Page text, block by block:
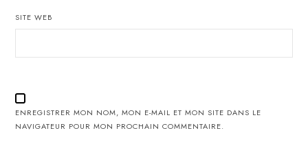
SITE WEB
ENREGISTRER MON NOM, MON E-MAIL ET MON SITE DANS LE
NAVIGATEUR POUR MON PROCHAIN COMMENTAIRE.